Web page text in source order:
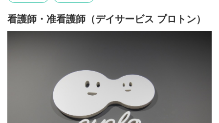
看護師・准看護師（デイサービス プロトン）